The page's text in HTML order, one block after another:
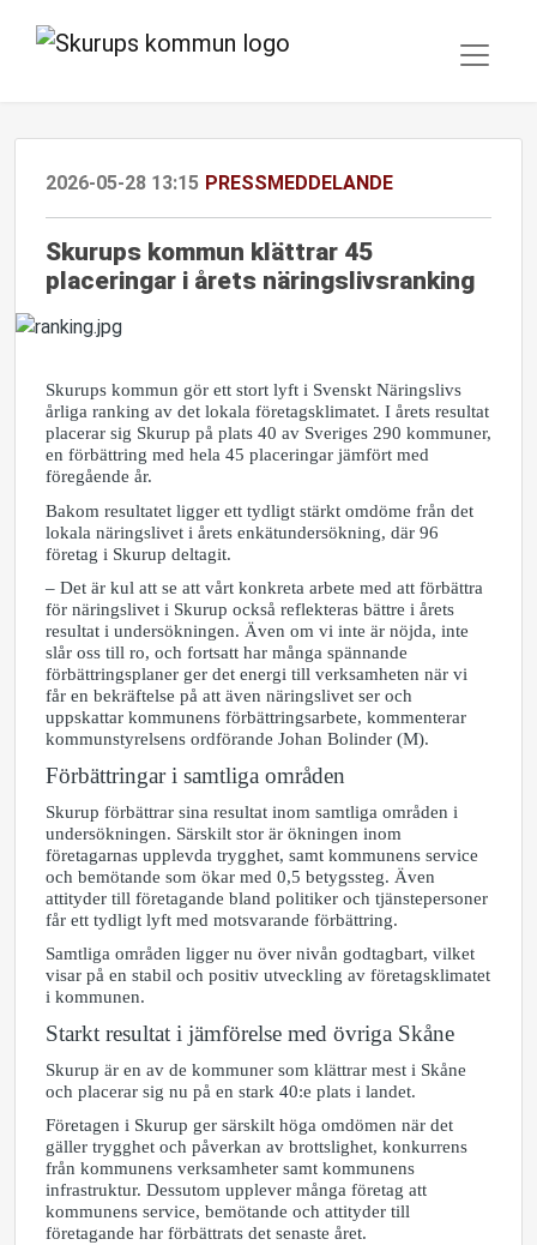
2026-05-28 13:15 PRESSMEDDELANDE
Skurups kommun klättrar 45
placeringar i årets näringslivsranking
Skurups kommun gör ett stort lyft i Svenskt Näringslivs
årliga ranking av det lokala företagsklimatet. I årets resultat
placerar sig Skurup på plats 40 av Sveriges 290 kommuner,
en förbättring med hela 45 placeringar jämfört med
föregående år.
Bakom resultatet ligger ett tydligt stärkt omdöme från det
lokala näringslivet i årets enkätundersökning, där 96
företag i Skurup deltagit.
– Det är kul att se att vårt konkreta arbete med att förbättra
för näringslivet i Skurup också reflekteras bättre i årets
resultat i undersökningen. Även om vi inte är nöjda, inte
slår oss till ro, och fortsatt har många spännande
förbättringsplaner ger det energi till verksamheten när vi
får en bekräftelse på att även näringslivet ser och
uppskattar kommunens förbättringsarbete, kommenterar
kommunstyrelsens ordförande Johan Bolinder (M).
Förbättringar i samtliga områden
Skurup förbättrar sina resultat inom samtliga områden i
undersökningen. Särskilt stor är ökningen inom
företagarnas upplevda trygghet, samt kommunens service
och bemötande som ökar med 0,5 betygssteg. Även
attityder till företagande bland politiker och tjänstepersoner
får ett tydligt lyft med motsvarande förbättring.
Samtliga områden ligger nu över nivån godtagbart, vilket
visar på en stabil och positiv utveckling av företagsklimatet
i kommunen.
Starkt resultat i jämförelse med övriga Skåne
Skurup är en av de kommuner som klättrar mest i Skåne
och placerar sig nu på en stark 40:e plats i landet.
Företagen i Skurup ger särskilt höga omdömen när det
gäller trygghet och påverkan av brottslighet, konkurrens
från kommunens verksamheter samt kommunens
infrastruktur. Dessutom upplever många företag att
kommunens service, bemötande och attityder till
företagande har förbättrats det senaste året.